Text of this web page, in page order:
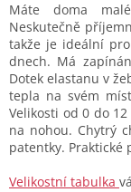
Máte doma
Neskutečně
takže je ideální
dnech. Má
Dotek elastanu v
tepla na svém
Velikosti od 0 do
na nohou. Chytrý
patentky. Praktické
Velikostní tabulka